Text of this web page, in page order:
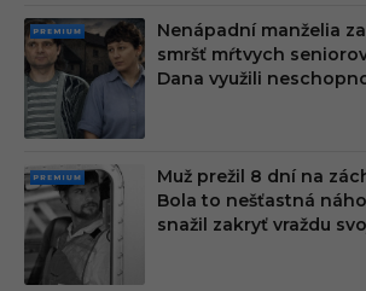
PRE
MIU
M
Nenápadní manželia
smršť mŕtvych
Dana využili
PRE
MIU
M
Muž prežil 8 dní na
Bola to nešťastná
snažil zakryť vraždu